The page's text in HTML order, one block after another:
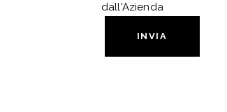
dall'Azienda
INVIA